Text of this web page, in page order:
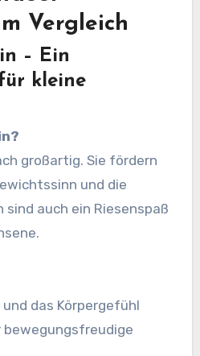
Vergleich
– Ein
kleine
großartig. Sie fördern
und die
sind auch ein Riesenspaß
das Körpergefühl
bewegungsfreudige